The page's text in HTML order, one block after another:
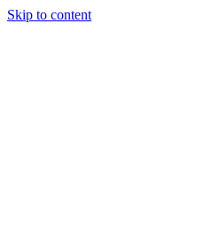
Skip to content